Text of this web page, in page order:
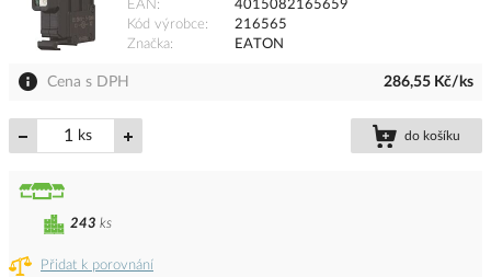
EAN
4015082165659
Kód výrobce
216565
Značka
EATON
Cena s DPH 286,55 Kč/ks
ks do košíku
Přidat k porovnání
243 ks